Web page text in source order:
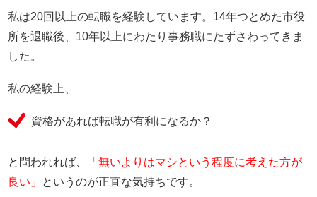
私は20回以上の転職を経験しています。14年つとめた市役
所を退職後、10年以上にわたり事務職にたずさわってきま
した。
私の経験上、
資格があれば転職が有利になるか？
と問われれば、
「無いよりはマシという程度に考えた方が
良い」
というのが正直な気持ちです。